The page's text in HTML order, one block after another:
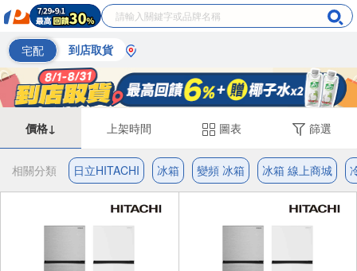
宅配 到店取貨
價格↓ 上架時間 圖表 篩選
相關分類 日立HITACHI 冰箱 變頻 冰箱 冰箱 線上商城